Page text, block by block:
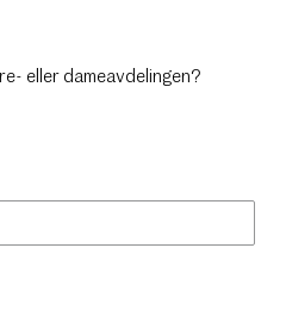
eller dameavdelingen?